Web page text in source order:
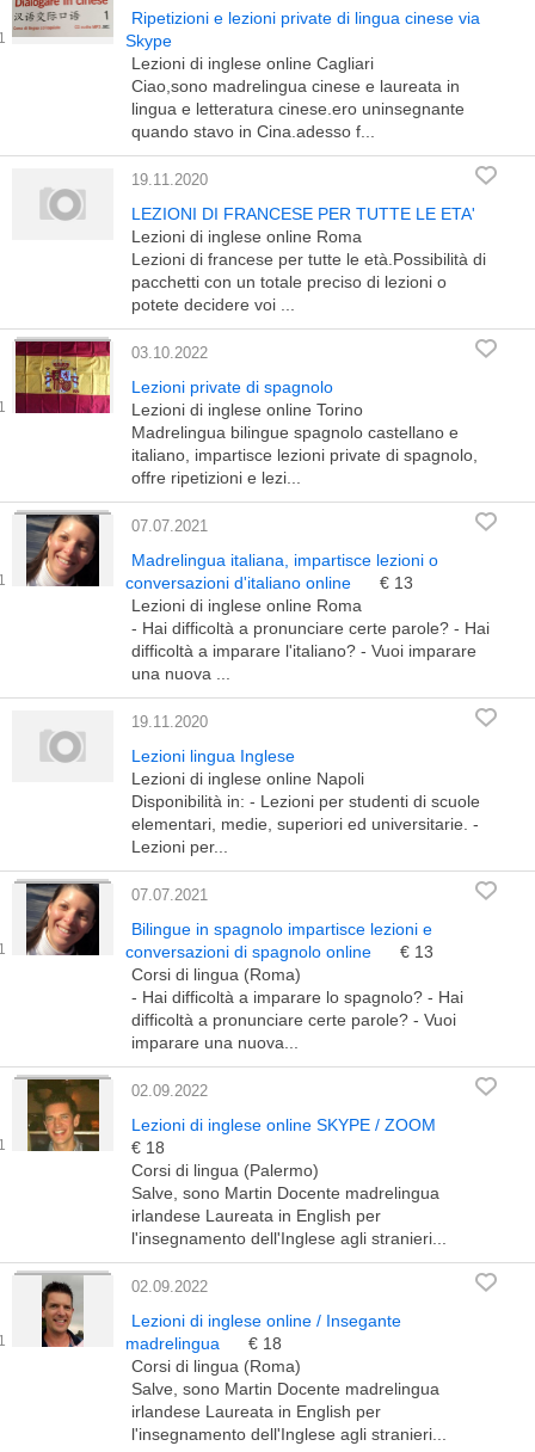
Ripetizioni e lezioni private di lingua cinese via
Skype
Lezioni di inglese online Cagliari
Ciao,sono madrelingua cinese e laureata in
lingua e letteratura cinese.ero uninsegnante
quando stavo in Cina.adesso f...
19.11.2020
LEZIONI DI FRANCESE PER TUTTE LE ETA'
Lezioni di inglese online Roma
Lezioni di francese per tutte le età.Possibilità di
pacchetti con un totale preciso di lezioni o
potete decidere voi ...
03.10.2022
Lezioni private di spagnolo
Lezioni di inglese online Torino
Madrelingua bilingue spagnolo castellano e
italiano, impartisce lezioni private di spagnolo,
offre ripetizioni e lezi...
07.07.2021
Madrelingua italiana, impartisce lezioni o
conversazioni d'italiano online
€ 13
Lezioni di inglese online Roma
- Hai difficoltà a pronunciare certe parole? - Hai
difficoltà a imparare l'italiano? - Vuoi imparare
una nuova ...
19.11.2020
Lezioni lingua Inglese
Lezioni di inglese online Napoli
Disponibilità in: - Lezioni per studenti di scuole
elementari, medie, superiori ed universitarie. -
Lezioni per...
07.07.2021
Bilingue in spagnolo impartisce lezioni e
conversazioni di spagnolo online
€ 13
Corsi di lingua (Roma)
- Hai difficoltà a imparare lo spagnolo? - Hai
difficoltà a pronunciare certe parole? - Vuoi
imparare una nuova...
02.09.2022
Lezioni di inglese online SKYPE / ZOOM
€ 18
Corsi di lingua (Palermo)
Salve, sono Martin Docente madrelingua
irlandese Laureata in English per
l'insegnamento dell'Inglese agli stranieri...
02.09.2022
Lezioni di inglese online / Insegante
madrelingua
€ 18
Corsi di lingua (Roma)
Salve, sono Martin Docente madrelingua
irlandese Laureata in English per
l'insegnamento dell'Inglese agli stranieri...